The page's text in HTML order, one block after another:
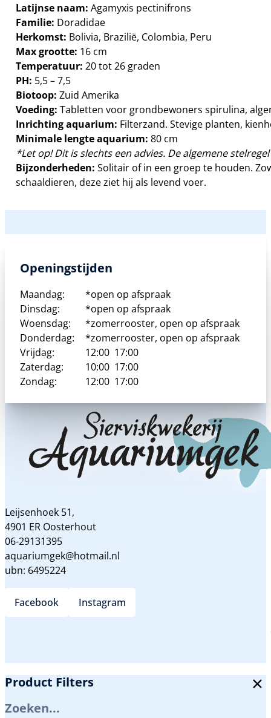
Latijnse naam: Agamyxis pectinifrons
Familie: Doradidae
Herkomst: Bolivia, Brazilië, Colombia, Peru
Max grootte: 16 cm
Temperatuur: 20 tot 26 graden
PH: 5,5 – 7,5
Biotoop: Zuid Amerika
Voeding: Tabletten voor grondbewoners spirulina,
Inrichting aquarium: Filterzand. Stevige planten,
Minimale lengte aquarium: 80 cm
*Let op! Dit is slechts een advies. De algemene
Bijzonderheden: Solitair of in een groep te houden.
schaaldieren, deze ziet hij als levend voer.
Leijsenhoek 51,
4901 ER Oosterhout
06-29131395
aquariumgek@hotmail.nl
ubn: 6495224
Facebook Instagram
Openingstijden
Maandag:
*open op afspraak
Dinsdag:
*open op afspraak
Woensdag:
*zomerrooster, open op afspraak
Donderdag:
*zomerrooster, open op afspraak
Vrijdag:
12:00 17:00
Zaterdag:
10:00 17:00
Zondag:
12:00 17:00
Product Filters
Zoeken...